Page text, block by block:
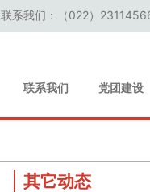
联系我们：（022）
联系我们 党团建设
其它动态